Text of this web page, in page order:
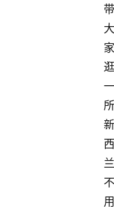
带
大
家
逛
一
所
新
西
兰
不
用